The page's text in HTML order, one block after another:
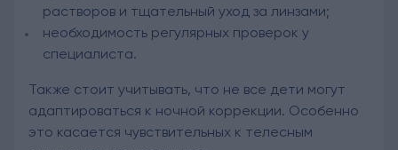
растворов и тщательный уход за линзами;
необходимость регулярных проверок у
специалиста.
Также стоит учитывать, что не все дети могут
адаптироваться к ночной коррекции. Особенно
это касается чувствительных к телесным